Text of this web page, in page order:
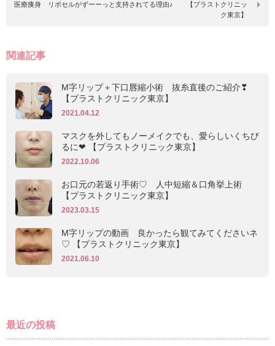
医療痩身 リポセルがずーーっと支持されてる理由♪ 【プラストクリニッ
ク東京】
関連記事
M字リップ＋下口唇縮小術 抜糸直後のご紹介❣
【プラストクリニック東京】
2021.04.12
マスクを外してもノーメイクでも、愛らしいくちび
るに❤ 【プラストクリニック東京】
2022.10.06
お口元の若返り手術♡ 人中短縮＆口角挙上術
【プラストクリニック東京】
2023.03.15
M字リップの動画 良かったら観てみてくださいネ
♡ 【プラストクリニック東京】
2021.06.10
最近の投稿